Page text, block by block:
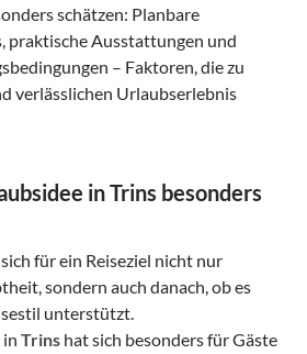
schätzen: Planbare
praktische Ausstattungen und
– Faktoren, die zu
verlässlichen Urlaubserlebnis
in Trins besonders
für ein Reiseziel nicht nur
sondern auch danach, ob es
unterstützt.
in Trins hat sich besonders für Gäste